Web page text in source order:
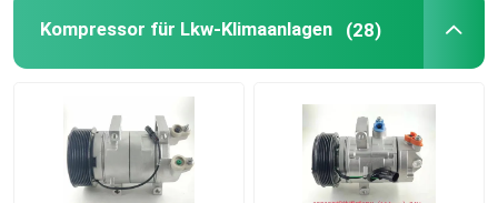
Kompressor für Lkw-Klimaanlagen (28)